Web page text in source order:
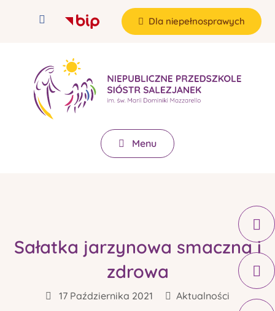
Dla niepełnosprawych
Menu
Sałatka jarzynowa smaczna i
zdrowa
17 Października 2021 Aktualności